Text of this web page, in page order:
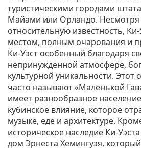
туристическими городами
Майами или Орландо.
относительную известность, Ки-
местом, полным очарования и
Ки-Уэст особенный благодаря
непринужденной атмосфере,
культурной уникальности. Этот
часто называют «Маленькой
имеет разнообразное
кубинское влияние, которое
музыке, еде и архитектуре.
историческое наследие Ки-
дом Эрнеста Хемингуэя,